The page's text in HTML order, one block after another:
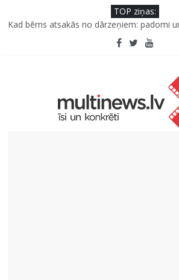
TOP ziņas:
Kāpēc padomju militāro mantojumu ir
un kā to palīdz paveikt papildinātā realitāte
Kad bērns atsakās no dārzeņiem: padomi
Iniciatīvā “Daru labu dabai” aicina palīdzēt
Septiņas profesijas, kas izturēs mākslīgā